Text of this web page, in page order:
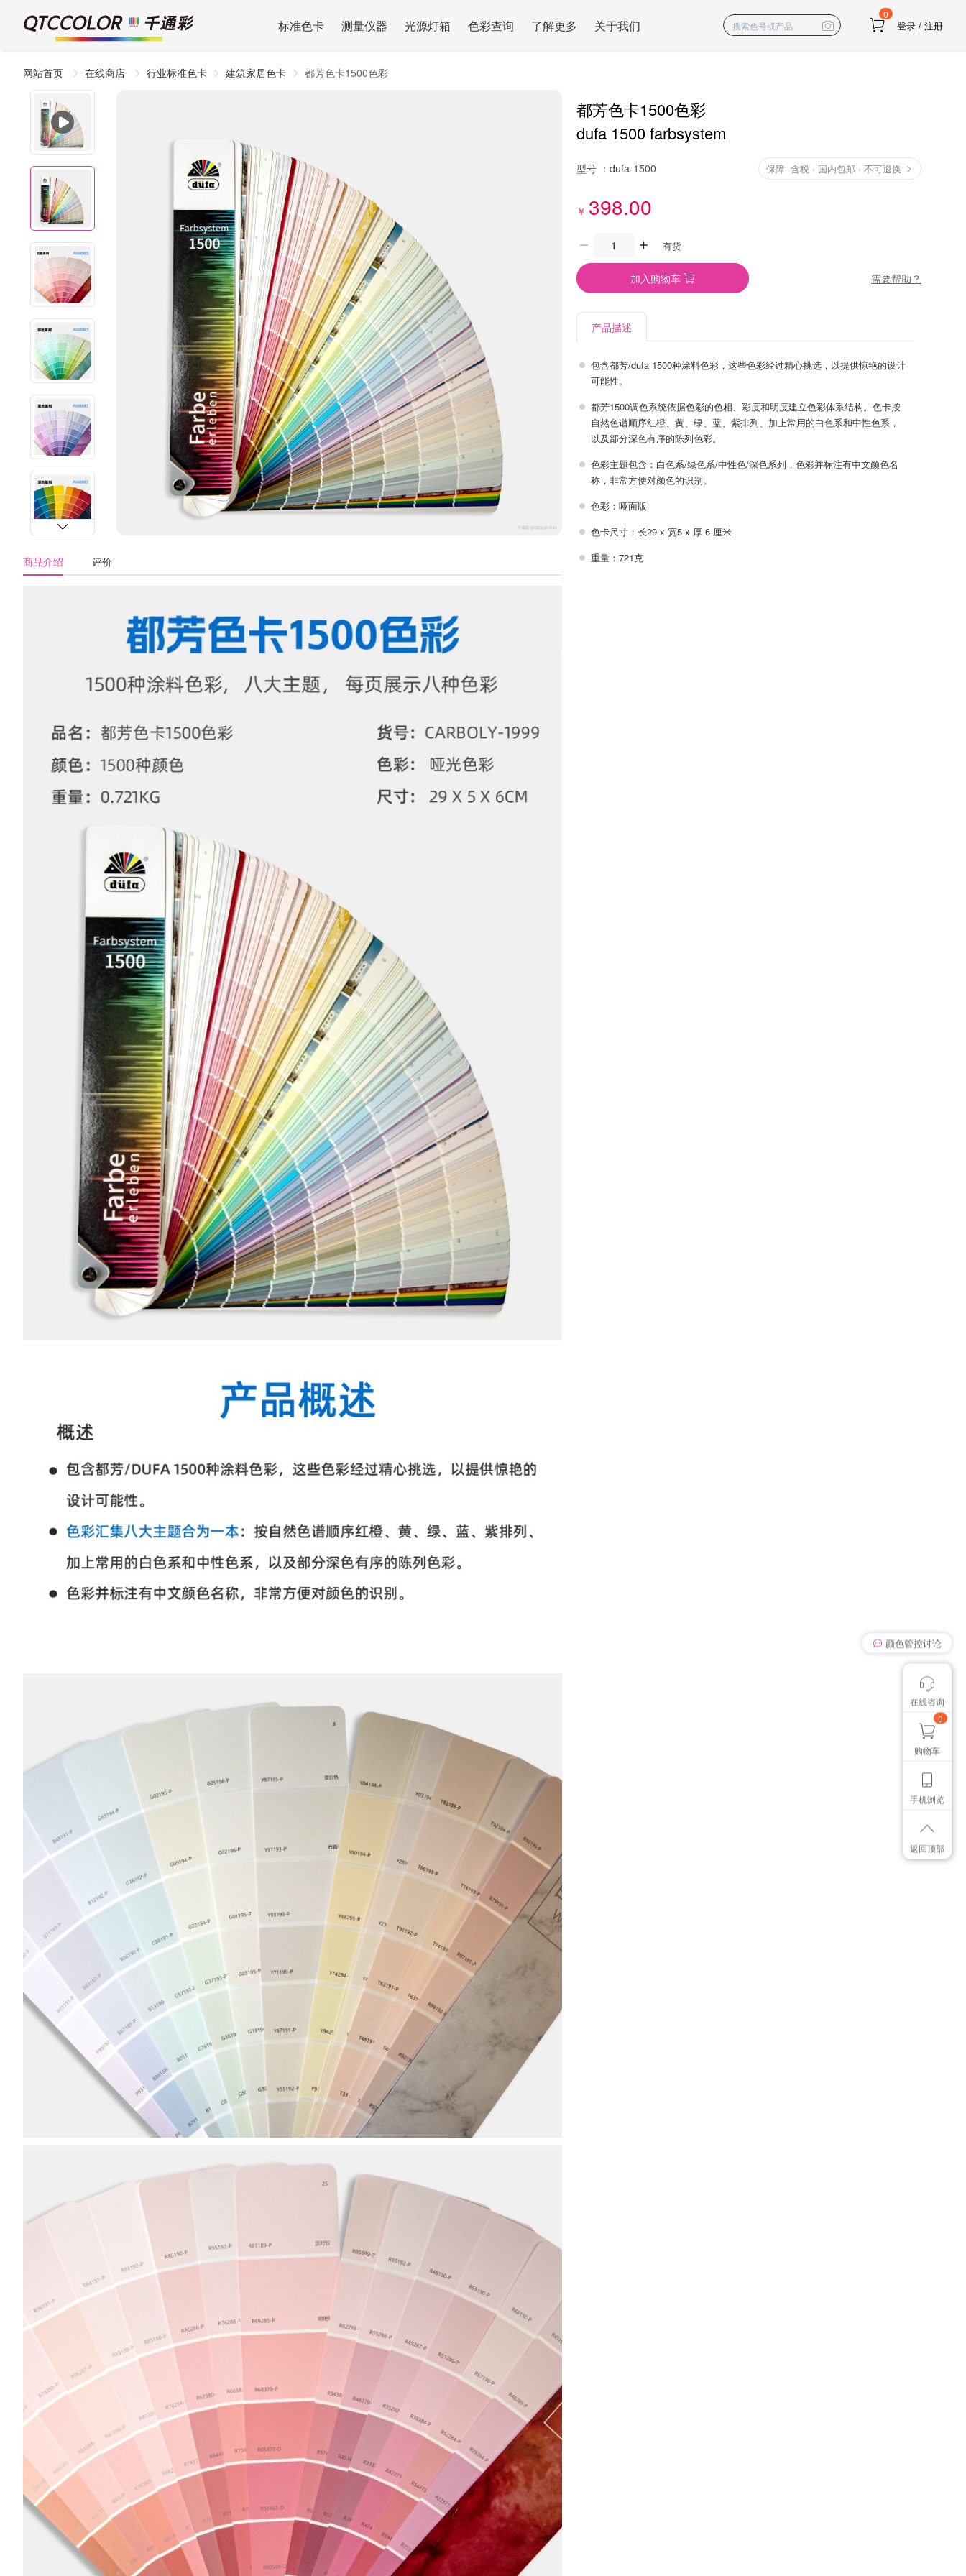
标准色卡 测量仪器 光源灯箱 色彩查询 了解更多 关于我们
0
登录 / 注册
网站首页 在线商店 行业标准色卡 建筑家居色卡 都芳色卡1500色彩
商品介绍 评价
都芳色卡1500色彩
dufa 1500 farbsystem
型号 ： dufa-1500 保障· 含税 · 国内包邮 · 不可退换
￥ 398.00
有货
加入购物车 需要帮助？
产品描述
包含都芳/dufa 1500种涂料色彩，这些色彩经过精心挑选，以提供惊艳的设计
可能性。
都芳1500调色系统依据色彩的色相、彩度和明度建立色彩体系结构。色卡按
自然色谱顺序红橙、黄、绿、蓝、紫排列、加上常用的白色系和中性色系，
以及部分深色有序的陈列色彩。
色彩主题包含：白色系/绿色系/中性色/深色系列，色彩并标注有中文颜色名
称，非常方便对颜色的识别。
色彩：哑面版
色卡尺寸：长29 x 宽5 x 厚 6 厘米
重量：721克
我有个想法
想找个色卡
颜色管控讨论
在线咨询
0
购物车
手机浏览
返回顶部